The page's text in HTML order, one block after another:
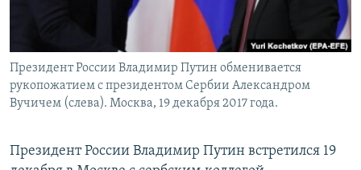
Президент России Владимир Путин обменивается
рукопожатием с президентом Сербии Александром
Вучичем (слева). Москва, 19 декабря 2017 года.
Президент России Владимир Путин встретился 19